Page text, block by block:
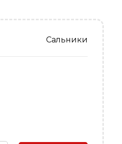
Сальники